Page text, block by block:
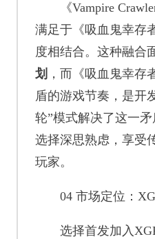
《Vampire
满足于《吸血鬼幸存
度相结合。这种融合
划 ，而《吸血鬼幸
盾的游戏节奏，是开
轮”模式解决了这一
选择深思熟虑，享受
玩家。
04 市场定位：
选择首发加入XGP